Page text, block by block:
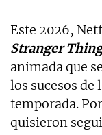
Este 2026,
Stranger
animada que
los sucesos de
temporada.
quisieron